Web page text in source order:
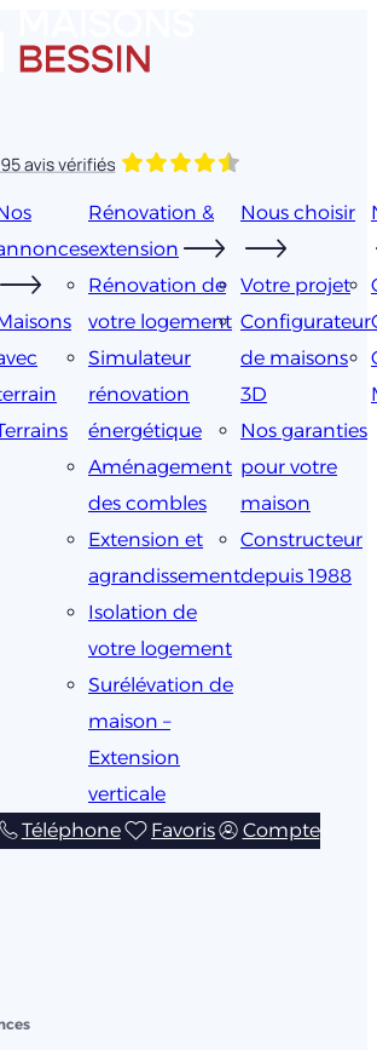
Rénovation &
extension
Rénovation de
votre logement
Simulateur
rénovation
énergétique
Aménagement
des combles
Extension et
agrandissement
Isolation de
votre logement
Surélévation de
maison –
Extension
verticale
Nous choisir
Votre projet
Configurateur
de maisons
3D
Nos garanties
pour votre
maison
Constructeur
depuis 1988
Téléphone Favoris Compte